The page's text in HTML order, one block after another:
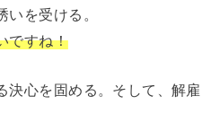
を受ける。
ですね！
心を固める。そして、解